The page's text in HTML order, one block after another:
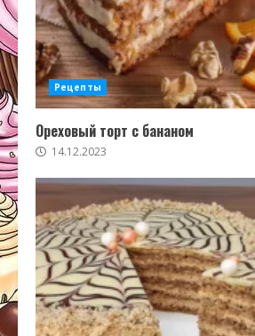
Рецепты
Ореховый торт с бананом
14.12.2023